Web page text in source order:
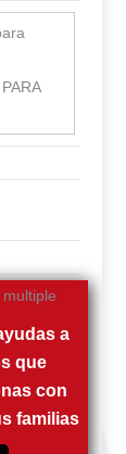
a
que
con
familias